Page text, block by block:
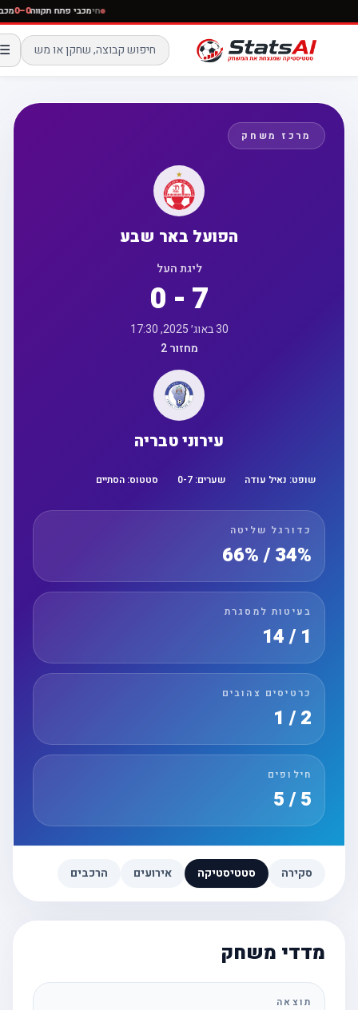
חימכבי פתח תקווה0–0
☰
מרכז משחק
הפועל באר שבע
ליגת העל
0 - 7
30 באוג׳ 2025, 17:30
מחזור 2
עירוני טבריה
שופט:נאיל עודה שערים: 0 -7 סטטוס:הסתיים
כדורגל שליטה
34% / 66%
בעיטות למסגרת
כרטיסים צהובים
חילופים
סקירה סטטיסטיקה אירועים הרכבים
מדדי משחק
תוצאה